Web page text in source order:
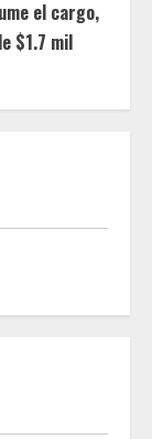
el cargo,
$1.7 mil